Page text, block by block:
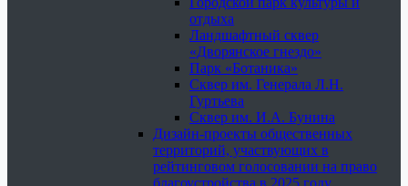
отдыха
Ландшафтный сквер
«Дворянское гнездо»
Парк «Ботаника»
Сквер им. Генерала Л.Н.
Гуртьева
Сквер им. И.А. Бунина
Дизайн-проекты общественных
территорий, участвующих в
рейтинговом голосовании на право
благоустройства в 2025 году